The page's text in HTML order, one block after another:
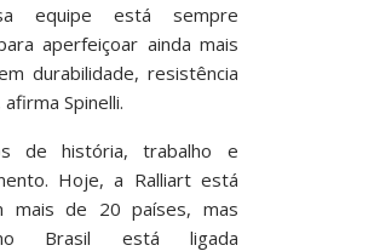
equipe está sempre
aperfeiçoar ainda mais
durabilidade, resistência
Spinelli.
de história, trabalho e
Hoje, a Ralliart está
mais de 20 países, mas
Brasil está ligada